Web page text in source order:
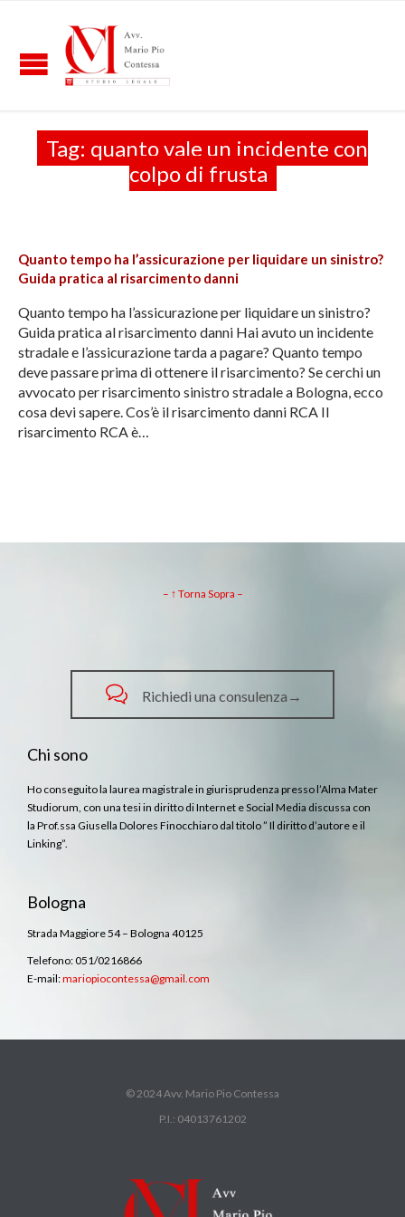
Tag: quanto vale un incidente con
colpo di frusta
Quanto tempo ha l’assicurazione per liquidare un sinistro?
Guida pratica al risarcimento danni
Quanto tempo ha l’assicurazione per liquidare un sinistro?
Guida pratica al risarcimento danni Hai avuto un incidente
stradale e l’assicurazione tarda a pagare? Quanto tempo
deve passare prima di ottenere il risarcimento? Se cerchi un
avvocato per risarcimento sinistro stradale a Bologna, ecco
cosa devi sapere. Cos’è il risarcimento danni RCA Il
risarcimento RCA è…
– ↑ Torna Sopra –
 Richiedi una consulenza→
Chi sono
Ho conseguito la laurea magistrale in giurisprudenza presso l’Alma Mater
Studiorum, con una tesi in diritto di Internet e Social Media discussa con
la Prof.ssa Giusella Dolores Finocchiaro dal titolo ” Il diritto d’autore e il
Linking”.
Bologna
Strada Maggiore 54 – Bologna 40125
Telefono: 051/0216866
E-mail:mariopiocontessa@gmail.com
© 2024 Avv. Mario Pio Contessa
P.I.: 04013761202